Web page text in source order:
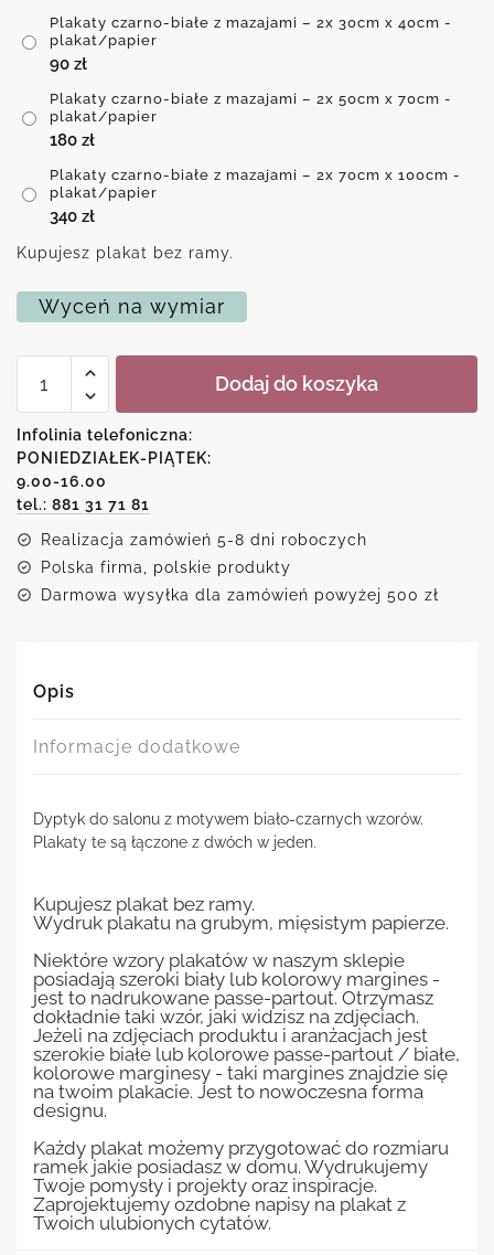
Plakaty czarno-białe z mazajami – 2x 30cm x 40cm -
plakat/papier
90 zł
Plakaty czarno-białe z mazajami – 2x 50cm x 70cm -
plakat/papier
180 zł
Plakaty czarno-białe z mazajami – 2x 70cm x 100cm -
plakat/papier
340 zł
Kupujesz plakat bez ramy.
Wyceń na wymiar
Plakaty
z
mazajami
Dodaj do koszyka
Infolinia telefoniczna:
PONIEDZIAŁEK-PIĄTEK:
9.00-16.00
tel.: 881 31 71 81
Realizacja zamówień 5-8 dni roboczych
Polska firma, polskie produkty
Darmowa wysyłka dla zamówień powyżej 500 zł
Opis
Informacje dodatkowe
Dyptyk do salonu z motywem biało-czarnych wzorów.
Plakaty te są łączone z dwóch w jeden.
Kupujesz plakat bez ramy.
Wydruk plakatu na grubym, mięsistym papierze.
Niektóre wzory plakatów w naszym sklepie
posiadają szeroki biały lub kolorowy margines -
jest to nadrukowane passe-partout. Otrzymasz
dokładnie taki wzór, jaki widzisz na zdjęciach.
Jeżeli na zdjęciach produktu i aranżacjach jest
szerokie białe lub kolorowe passe-partout / białe,
kolorowe marginesy - taki margines znajdzie się
na twoim plakacie. Jest to nowoczesna forma
designu.
Każdy plakat możemy przygotować do rozmiaru
ramek jakie posiadasz w domu. Wydrukujemy
Twoje pomysły i projekty oraz inspiracje.
Zaprojektujemy ozdobne napisy na plakat z
Twoich ulubionych cytatów.